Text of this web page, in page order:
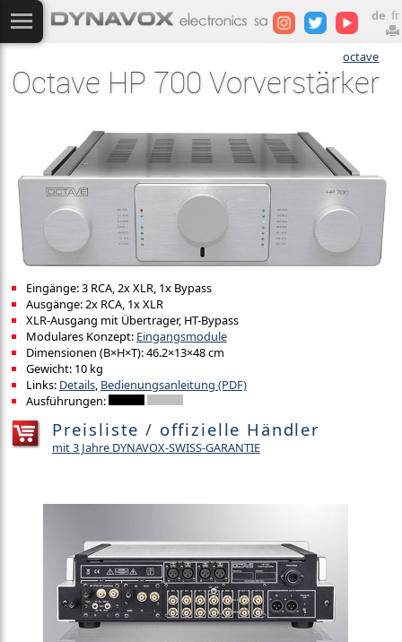
de fr
octave
Octave HP 700 Vorverstärker
Eingänge: 3 RCA, 2x XLR, 1x Bypass
Ausgänge: 2x RCA, 1x XLR
XLR-Ausgang mit Übertrager, HT-Bypass
Modulares Konzept: Eingangsmodule
Dimensionen (B×H×T): 46.2×13×48 cm
Gewicht: 10 kg
Links: Details, Bedienungsanleitung (PDF)
Ausführungen:
Preisliste / offizielle Händler
mit 3 Jahre DYNAVOX-SWISS-GARANTIE